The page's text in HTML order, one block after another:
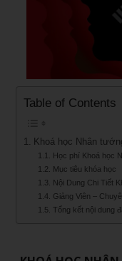
Table of Contents
Khoá học Nhân
Học phí Khoá học
Mục tiêu khóa học
Nội Dung Chi Tiết
Giảng Viên –
Tổng kết nội dung